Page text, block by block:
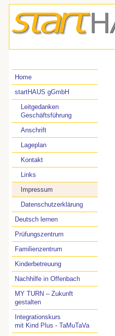
Home
startHAUS gGmbH
Leitgedanken
Geschäftsführung
Anschrift
Lageplan
Kontakt
Links
Impressum
Datenschutzerklärung
Deutsch lernen
Prüfungszentrum
Familienzentrum
Kinderbetreuung
Nachhilfe in Offenbach
MY TURN – Zukunft
gestalten
Integrationskurs
mit Kind Plus - TaMuTaVa